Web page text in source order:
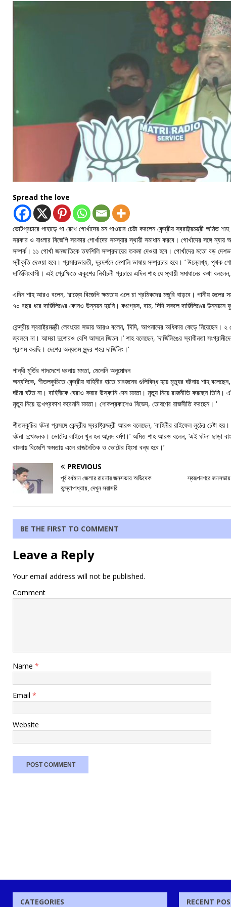
Spread the love
ভোটপ্রচারে পাহাড়ে পা রেখে গোর্খাদের মন পাওয়ার চেষ্টা করলেন কেন্দ্রীয় স্বরাষ্ট্রমন্ত্রী অমিত
সরকার ও বাংলার বিজেপি সরকার গোর্খাদের সমস্যার স্থায়ী সমাধান করবে। গোর্খাদের সঙ্গে
সম্পর্ক। ১১ গোর্খা জনজাতিকে তফশিলি সম্প্রদায়ের তকমা দেওয়া হবে। গোর্খাদের মতো বড়
স্বীকৃতি দেওয়া হবে। প্রসারভারতী, দূরদর্শনে নেপালি ভাষায় সম্প্রচার হবে। ‘ উল্লেখ্য, পৃথক
দার্জিলিংবাসী। এই প্রেক্ষিতে একুশের নির্বাচনী প্রচারে এদিন শাহ যে স্থায়ী সমাধানের কথা
এদিন শাহ আরও বলেন, ‘রাজ্যে বিজেপি ক্ষমতায় এলে চা শ্রমিকদের মজুরি বাড়বে। পানীয় জলের
৭০ বছর ধরে দার্জিলিঙের কোনও উন্নয়ন হয়নি। কংগ্রেস, বাম, দিদি সকলে দার্জিলিঙের উন্নয়নে
কেন্দ্রীয় স্বরাষ্ট্রমন্ত্রী লেবংয়ের সভায় আরও বলেন, ‘দিদি, আপনাদের অধিকার কেড়ে নিয়েছেন।
জ্বলবে না। আমরা দুশোরও বেশি আসনে জিতব।’ শাহ বলেছেন, ‘দার্জিলিঙের স্বাধীনতা
প্রণাম করছি। দেশের অন্যতম সুন্দর শহর দার্জিলিং।’
গান্ধী মূর্তির পাদদেশে ধরনায় মমতা, মেলেনি অনুমোদন
অন্যদিকে, শীতলকুচিতে কেন্দ্রীয় বাহিনীর হাতে চারজনের গুলিবিদ্ধ হয়ে মৃত্যুর ঘটনায় শাহ
ঘটমা ঘটত না। বাহিনীকে ঘেরাও করার উস্কানি দেন মমতা। মৃত্যু নিয়ে রাজনীতি করছেন
মৃত্যু নিয়ে দু:খপ্রকাশ করেননি মমতা। শোকপ্রকাশেও বিভেদ, তোষণের রাজনীতি করছেন। ‘
শীতলকুচির ঘটনা প্রসঙ্গে কেন্দ্রীয় স্বরাষ্ট্রমন্ত্রী আরও বলেছেন, ‘বাহিনীর রাইফেল লুঠের চেষ্টা
ঘটনা দু:খজনক। ভোটের লাইনে খুন হন আনন্দ বর্মণ।’ অমিত শাহ আরও বলেন, ‘এই ঘটনা ছাড়া
বাংলায় বিজেপি ক্ষমতায় এলে রাজনৈতিক ও ভোটের হিংসা বন্ধ হবে।’
PREVIOUS
পূর্ব বর্ধমান জেলার রায়নার জনসভায় অভিষেক
বন্দ্যোপাধ্যায়, দেখুন সরাসরি
স্বরূপনগরে জনসভায়
BE THE FIRST TO COMMENT
Leave a Reply
Your email address will not be published.
Comment
Name *
Email *
Website
CATEGORIES RECENT